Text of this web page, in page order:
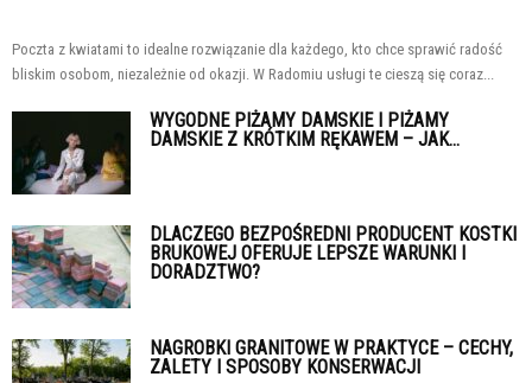
Poczta z kwiatami to idealne rozwiązanie dla każdego, kto chce sprawić radość
bliskim osobom, niezależnie od okazji. W Radomiu usługi te cieszą się coraz...
WYGODNE PIŻAMY DAMSKIE I PIŻAMY
DAMSKIE Z KRÓTKIM RĘKAWEM – JAK...
DLACZEGO BEZPOŚREDNI PRODUCENT KOSTKI
BRUKOWEJ OFERUJE LEPSZE WARUNKI I
DORADZTWO?
NAGROBKI GRANITOWE W PRAKTYCE – CECHY,
ZALETY I SPOSOBY KONSERWACJI